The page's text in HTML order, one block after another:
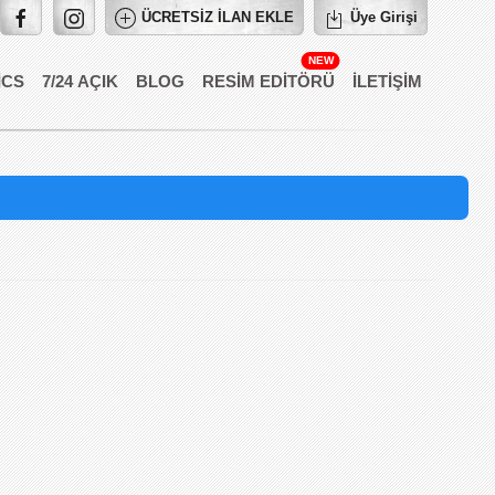
ÜCRETSİZ İLAN EKLE Üye Girişi
7/24 AÇIK BLOG RESIM EDITÖRÜ İLETIŞIM